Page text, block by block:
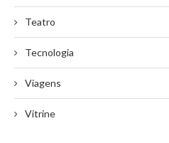
Teatro
Tecnologia
Viagens
Vitrine